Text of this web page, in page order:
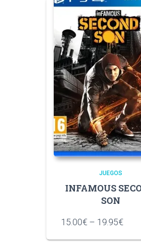
JUEGOS
INFAMOUS
SON
15.00€ – 19.95€